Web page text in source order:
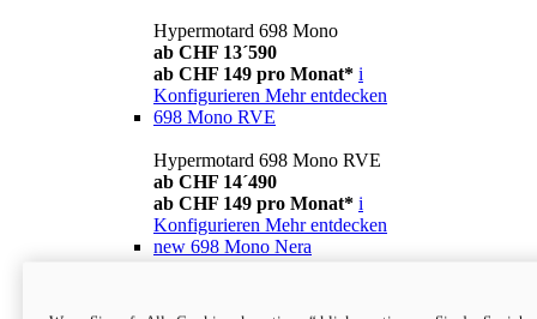
Hypermotard 698 Mono
ab CHF 13´590
ab CHF 149 pro Monat* i
Konfigurieren Mehr entdecken
698 Mono RVE
Hypermotard 698 Mono RVE
ab CHF 14´490
ab CHF 149 pro Monat* i
Konfigurieren Mehr entdecken
new 698 Mono Nera
ab CHF 13´990